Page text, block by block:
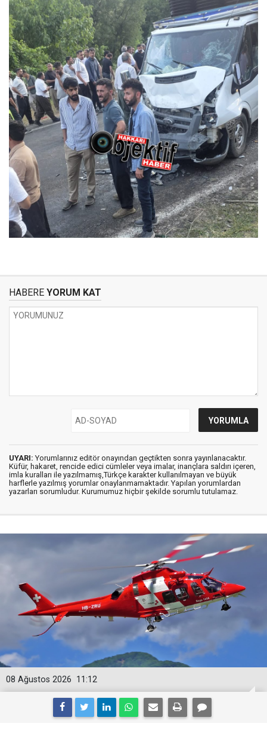
HABERE YORUM KAT
UYARI: Yorumlarınız editör onayından geçtikten sonra yayınlanacaktır.
Küfür, hakaret, rencide edici cümleler veya imalar, inançlara saldırı içeren,
imla kuralları ile yazılmamış,Türkçe karakter kullanılmayan ve büyük
harflerle yazılmış yorumlar onaylanmamaktadır. Yapılan yorumlardan
yazarları sorumludur. Kurumumuz hiçbir şekilde sorumlu tutulamaz.
11:12
08 Ağustos 2026